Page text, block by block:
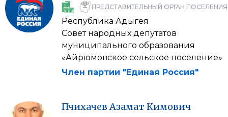
ПРЕДСТАВИТЕЛЬНЫЙ ОРГАН ПОСЕЛЕНИЯ
Республика Адыгея
Совет народных депутатов
муниципального образования
«Айрюмовское сельское поселение»
Член партии "Единая Россия"
Пчихачев Азамат Кимович